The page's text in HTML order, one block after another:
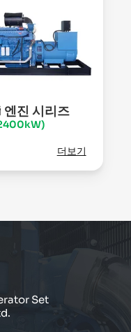
진 시리즈
더보기
Set